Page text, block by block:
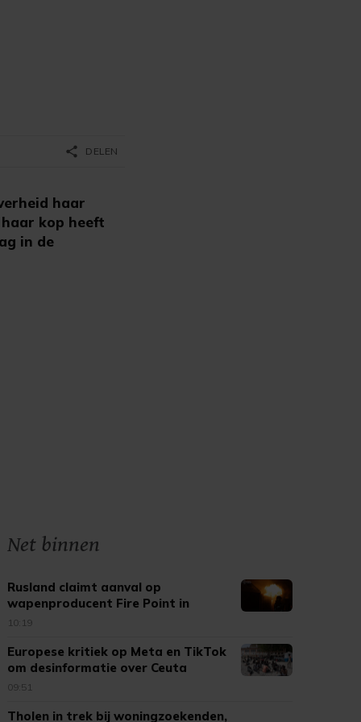
haar
kop heeft
in de
share DELEN
Net binnen
Rusland claimt aanval op
wapenproducent Fire Point in
Oekraïne
10:19
Europese kritiek op Meta en TikTok
om desinformatie over Ceuta
09:51
Tholen in trek bij woningzoekenden,